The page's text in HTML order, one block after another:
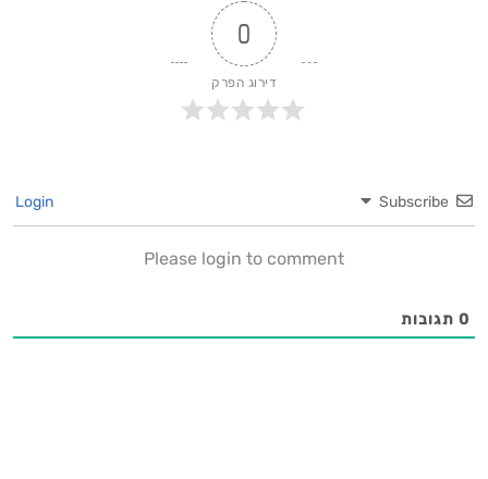
0
דירוג הפרק
Subscribe
Please login to comment
0 תגובות